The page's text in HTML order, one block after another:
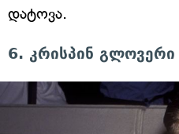
დატოვა.
6. კრისპინ გლოვერი